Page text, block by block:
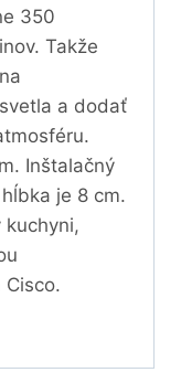
350
Takže
a dodať
Inštalačný
je 8 cm.